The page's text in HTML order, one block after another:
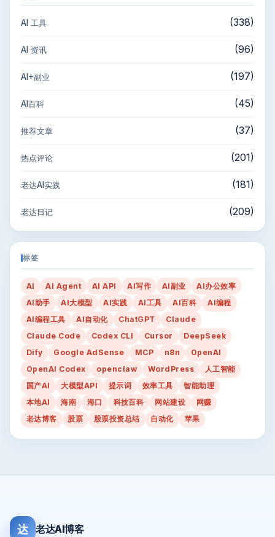
AI 工具 (338)
AI 资讯 (96)
AI+副业 (197)
AI百科 (45)
推荐文章 (37)
热点评论 (201)
老达AI实践 (181)
老达日记 (209)
标签
AI AI Agent AI API AI写作 AI副业
AI办公效率
AI助手
AI大模型 AI实践 AI工具 AI百科
AI编程
AI编程工具
AI自动化 ChatGPT
Claude
Claude Code
Codex CLI Cursor
DeepSeek
Dify
Google AdSense MCP n8n
OpenAI
OpenAI Codex
openclaw WordPress
人工智能
国产AI
大模型API 提示词 效率工具
智能助理
本地AI
海南 海口 科技百科 网站建设
网赚
老达博客
股票 股票投资总结 自动化 苹果
达 老达AI博客